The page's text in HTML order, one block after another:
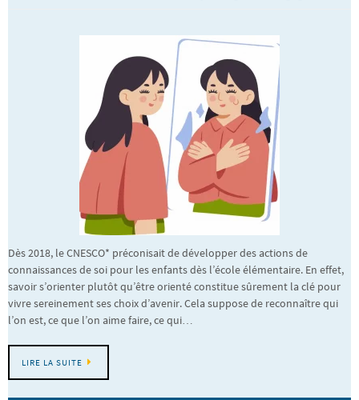
Dès 2018, le CNESCO* préconisait de développer des actions de
connaissances de soi pour les enfants dès l’école élémentaire. En effet,
savoir s’orienter plutôt qu’être orienté constitue sûrement la clé pour
vivre sereinement ses choix d’avenir. Cela suppose de reconnaître qui
l’on est, ce que l’on aime faire, ce qui…
LIRE LA SUITE